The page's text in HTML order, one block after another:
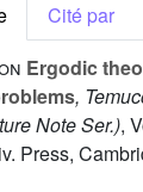
Cité par
Ergodic
,
Note Ser.),
Press,